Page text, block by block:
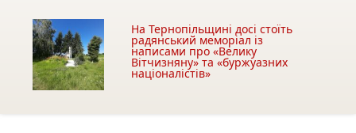
На Тернопільщині досі стоїть
радянський меморіал із
написами про «Велику
Вітчизняну» та «буржуазних
націоналістів»